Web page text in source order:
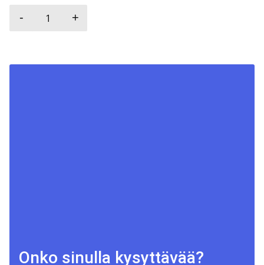
POWERTOOLS, TYÖNTÖSYLINTERI, CF määrä
- +
Onko sinulla kysyttävää?